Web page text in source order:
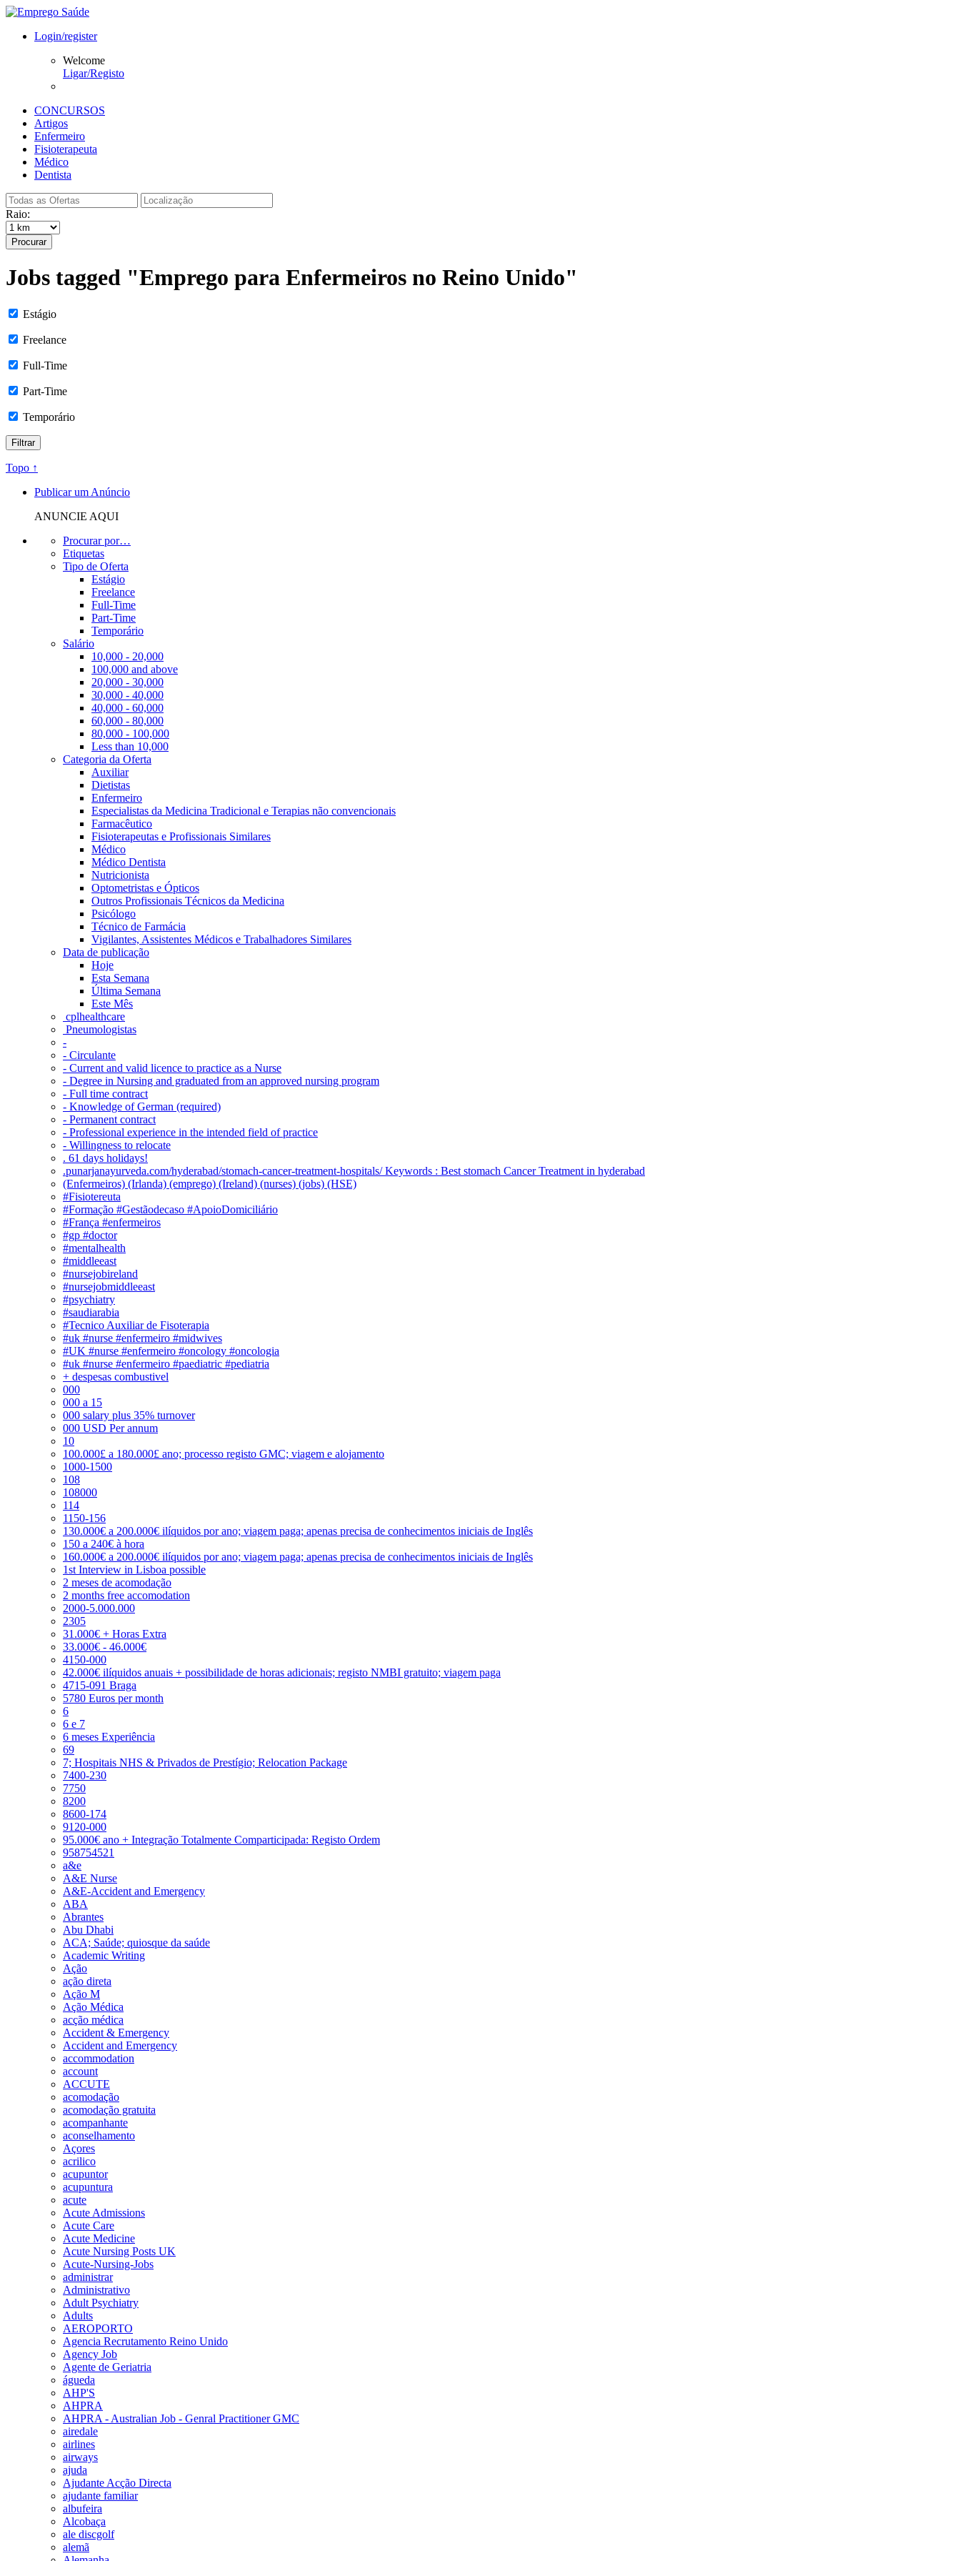
Login/register
Welcome
Ligar/Registo
CONCURSOS
Artigos
Enfermeiro
Fisioterapeuta
Médico
Dentista
Raio:
Procurar
Jobs tagged "Emprego para Enfermeiros no Reino Unido"
Estágio
Freelance
Full-Time
Part-Time
Temporário
Topo ↑
Publicar um Anúncio
ANUNCIE AQUI
Procurar por…
Etiquetas
Tipo de Oferta
Estágio
Freelance
Full-Time
Part-Time
Temporário
Salário
10,000 - 20,000
100,000 and above
20,000 - 30,000
30,000 - 40,000
40,000 - 60,000
60,000 - 80,000
80,000 - 100,000
Less than 10,000
Categoria da Oferta
Auxiliar
Dietistas
Enfermeiro
Especialistas da Medicina Tradicional e Terapias não convencionais
Farmacêutico
Fisioterapeutas e Profissionais Similares
Médico
Médico Dentista
Nutricionista
Optometristas e Ópticos
Outros Profissionais Técnicos da Medicina
Psicólogo
Técnico de Farmácia
Vigilantes, Assistentes Médicos e Trabalhadores Similares
Data de publicação
Hoje
Esta Semana
Última Semana
Este Mês
‎ cplhealthcare‬
Pneumologistas
-
- Circulante
- Current and valid licence to practice as a Nurse
- Degree in Nursing and graduated from an approved nursing program
- Full time contract
- Knowledge of German (required)
- Permanent contract
- Professional experience in the intended field of practice
- Willingness to relocate
. 61 days holidays!
.punarjanayurveda.com/hyderabad/stomach-cancer-treatment-hospitals/ Keywords : Best stomach Cancer Treatment in hyderabad
(Enfermeiros) (Irlanda) (emprego) (Ireland) (nurses) (jobs) (HSE)
#Fisiotereuta
#Formação #Gestãodecaso #ApoioDomiciliário
#França #enfermeiros
#gp #doctor
#mentalhealth
#middleeast
#nursejobireland
#nursejobmiddleeast
#psychiatry
#saudiarabia
#Tecnico Auxiliar de Fisoterapia
#uk #nurse #enfermeiro #midwives
#UK #nurse #enfermeiro #oncology #oncologia
#uk #nurse #enfermeiro #paediatric #pediatria
+ despesas combustivel
000
000 a 15
000 salary plus 35% turnover
000 USD Per annum
10
100.000£ a 180.000£ ano; processo registo GMC; viagem e alojamento
1000-1500
108
108000
114
1150-156
130.000€ a 200.000€ ilíquidos por ano; viagem paga; apenas precisa de conhecimentos iniciais de Inglês
150 a 240€ à hora
160.000€ a 200.000€ ilíquidos por ano; viagem paga; apenas precisa de conhecimentos iniciais de Inglês
1st Interview in Lisboa possible
2 meses de acomodação
2 months free accomodation
2000-5.000.000
2305
31.000€ + Horas Extra
33.000€ - 46.000€
4150-000
42.000€ ilíquidos anuais + possibilidade de horas adicionais; registo NMBI gratuito; viagem paga
4715-091 Braga
5780 Euros per month
6
6 e 7
6 meses Experiência
69
7; Hospitais NHS & Privados de Prestígio; Relocation Package
7400-230
7750
8200
8600-174
9120-000
95.000€ ano + Integração Totalmente Comparticipada: Registo Ordem
958754521
a&e
A&E Nurse
A&E-Accident and Emergency
ABA
Abrantes
Abu Dhabi
ACA; Saúde; quiosque da saúde
Academic Writing
Ação
ação direta
Ação M
Ação Médica
acção médica
Accident & Emergency
Accident and Emergency
accommodation
account
ACCUTE
acomodação
acomodação gratuita
acompanhante
aconselhamento
Açores
acrilico
acupuntor
acupuntura
acute
Acute Admissions
Acute Care
Acute Medicine
Acute Nursing Posts UK
Acute-Nursing-Jobs
administrar
Administrativo
Adult Psychiatry
Adults
AEROPORTO
Agencia Recrutamento Reino Unido
Agency Job
Agente de Geriatria
águeda
AHP'S
AHPRA
AHPRA - Australian Job - Genral Practitioner GMC
airedale
airlines
airways
ajuda
Ajudante Acção Directa
ajudante familiar
albufeira
Alcobaça
ale discgolf
alemã